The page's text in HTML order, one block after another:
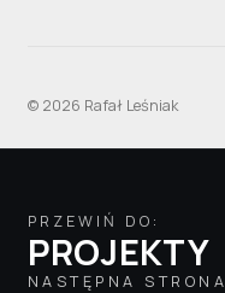
© 2026 Rafał Leśniak
PRZEWIŃ DO:
PROJEKTY
NASTĘPNA STRONA